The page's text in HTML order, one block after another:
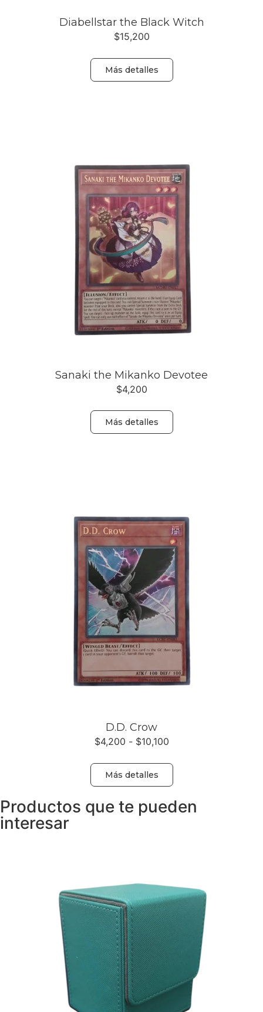
Diabellstar the Black Witch
$15,200
Más detalles
Sanaki the Mikanko Devotee
$4,200
Más detalles
D.D. Crow
$4,200 - $10,100
Más detalles
Productos que te pueden
interesar